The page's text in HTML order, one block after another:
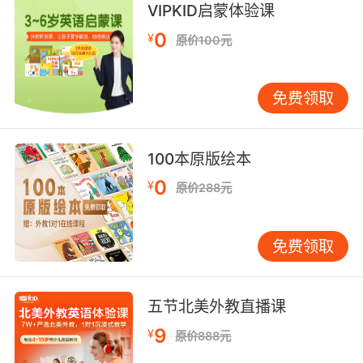
他们活吃着他 还加上奶酪火锅大杂烩
9. fondue, or as you might know it, hot
cheese.
芝士火锅 你也许听过 热芝士
10. Hey, there you are. I thought I'd find you at
the fondue trough.
你在这里啊 我还以为你会在芝士火锅那边
VIPKID启蒙体验课
¥0 原价100元
免费领取
100本原版绘本
¥0 原价288元
免费领取
五节北美外教直播课
¥9 原价888元